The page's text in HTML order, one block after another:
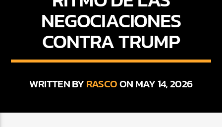
CURRENT TRACK
TITLE
NEGOCIACIONES
CONTRA TRUMP
WRITTEN BYRASCOON MAY 14, 2026